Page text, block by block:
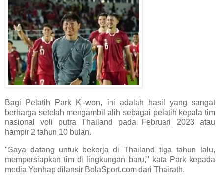
Bagi Pelatih Park Ki-won, ini adalah hasil yang sangat
berharga setelah mengambil alih sebagai pelatih kepala tim
nasional voli putra Thailand pada Februari 2023 atau
hampir 2 tahun 10 bulan.
"Saya datang untuk bekerja di Thailand tiga tahun lalu,
mempersiapkan tim di lingkungan baru," kata Park kepada
media Yonhap dilansir BolaSport.com dari Thairath.